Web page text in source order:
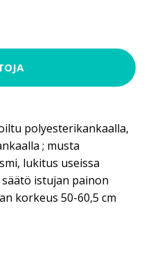
polyesterikankaalla,
; musta
lukitus useissa
istujan painon
korkeus 50-60,5 cm